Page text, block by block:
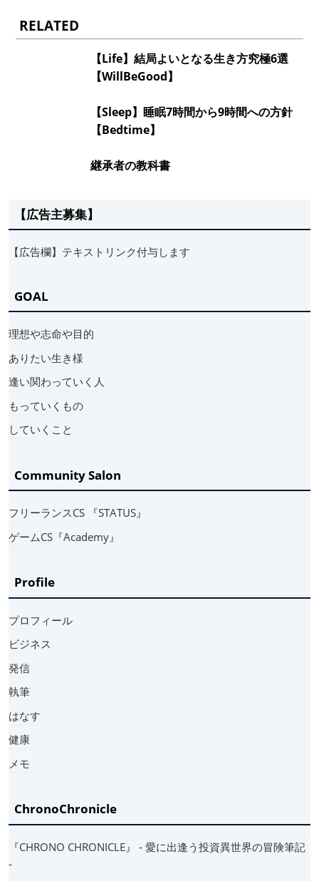
RELATED
【Life】結局よいとなる生き方究極6選
【WillBeGood】
【Sleep】睡眠7時間から9時間への方針
【Bedtime】
継承者の教科書
【広告主募集】
【広告欄】テキストリンク付与します
GOAL
理想や志命や目的
ありたい生き様
逢い関わっていく人
もっていくもの
していくこと
Community Salon
フリーランスCS 『STATUS』
ゲームCS『Academy』
Profile
プロフィール
ビジネス
発信
執筆
はなす
健康
メモ
ChronoChronicle
『CHRONO CHRONICLE』 ‐ 愛に出逢う投資異世界の冒険筆記
‐